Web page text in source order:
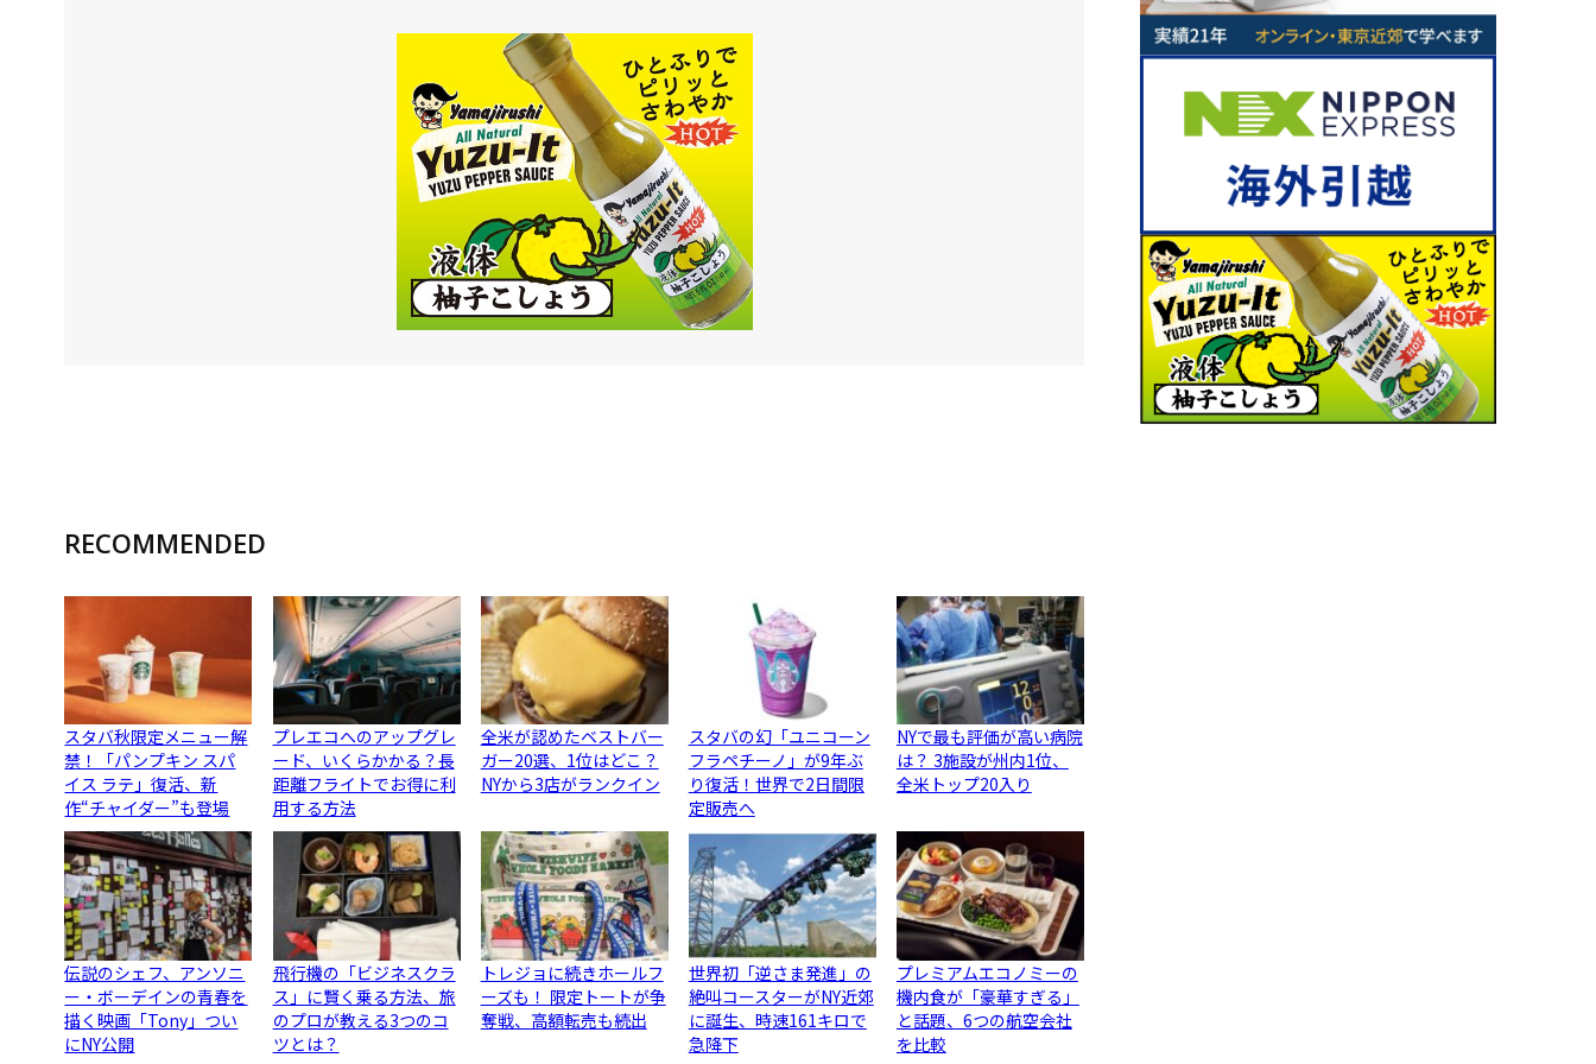
RECOMMENDED
スタバ秋限定メニュー解
禁！「パンプキン スパ
イス ラテ」復活、新
作“チャイダー”も登場
プレエコへのアップグレ
ード、いくらかかる？長
距離フライトでお得に利
用する方法
全米が認めたベストバー
ガー20選、1位はどこ？
NYから3店がランクイン
スタバの幻「ユニコーン
フラペチーノ」が9年ぶ
り復活！世界で2日間限
定販売へ
NYで最も評価が高い病院
は？ 3施設が州内1位、
全米トップ20入り
伝説のシェフ、アンソニ
ー・ボーデインの青春を
描く映画「Tony」つい
にNY公開
飛行機の「ビジネスクラ
ス」に賢く乗る方法、旅
のプロが教える3つのコ
ツとは？
トレジョに続きホールフ
ーズも！ 限定トートが争
奪戦、高額転売も続出
世界初「逆さま発進」の
絶叫コースターがNY近郊
に誕生、時速161キロで
急降下
プレミアムエコノミーの
機内食が「豪華すぎる」
と話題、6つの航空会社
を比較